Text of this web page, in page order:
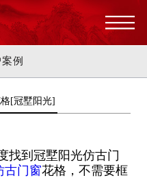
例
[冠墅阳光]
找到冠墅阳光仿古门
古门窗花格，不需要框